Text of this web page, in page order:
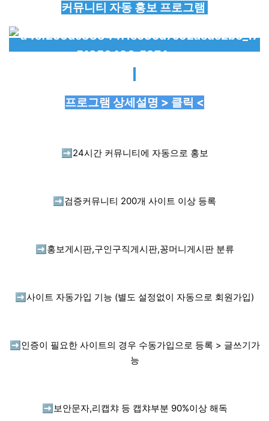
커뮤니티 자동 홍보 프로그램
프로그램 상세설명 > 클릭 <
➡️ 24시간 커뮤니티에 자동으로 홍보
➡️ 검증커뮤니티 200개 사이트 이상 등록
➡️ 홍보게시판,구인구직게시판,꽁머니게시판 분류
➡️ 사이트 자동가입 기능 (별도 설정없이 자동으로 회원가입)
➡️ 인증이 필요한 사이트의 경우 수동가입으로 등록 > 글쓰기가
능
➡️ 보안문자,리캡챠 등 캡챠부분 90%이상 해독